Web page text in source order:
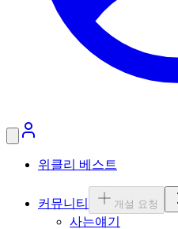
위클리 베스트
커뮤니티 개설 요청
사는얘기